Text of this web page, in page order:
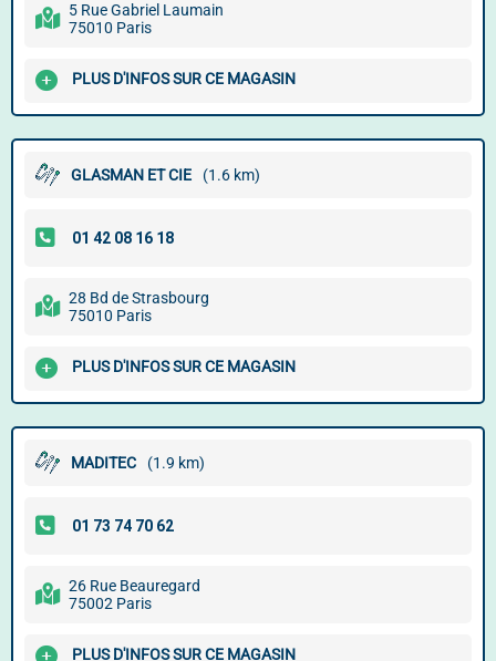
5 Rue Gabriel Laumain
75010 Paris
PLUS D'INFOS SUR CE MAGASIN
GLASMAN ET CIE (1.6 km)
28 Bd de Strasbourg
75010 Paris
PLUS D'INFOS SUR CE MAGASIN
MADITEC (1.9 km)
26 Rue Beauregard
75002 Paris
PLUS D'INFOS SUR CE MAGASIN